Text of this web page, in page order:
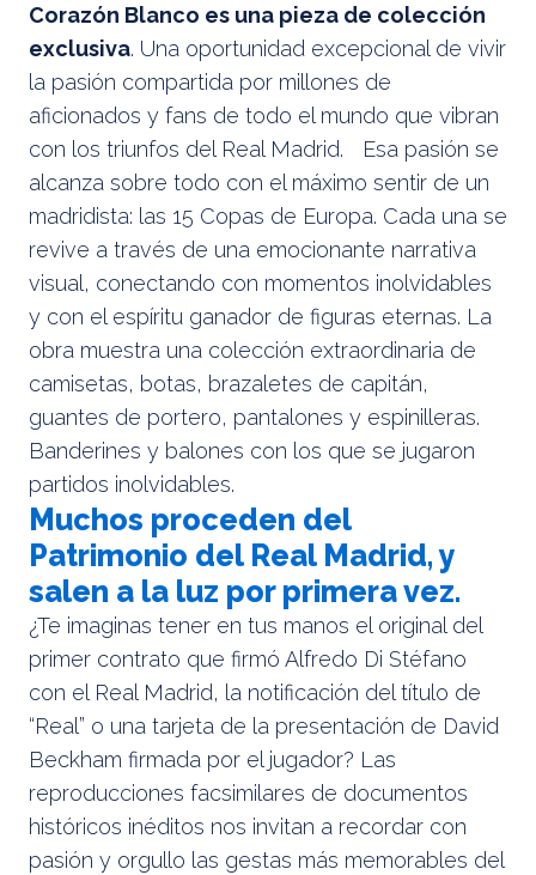
Corazón Blanco es una pieza de colección
exclusiva. Una oportunidad excepcional de vivir
la pasión compartida por millones de
aficionados y fans de todo el mundo que vibran
con los triunfos del Real Madrid. Esa pasión se
alcanza sobre todo con el máximo sentir de un
madridista: las 15 Copas de Europa. Cada una se
revive a través de una emocionante narrativa
visual, conectando con momentos inolvidables
y con el espíritu ganador de figuras eternas. La
obra muestra una colección extraordinaria de
camisetas, botas, brazaletes de capitán,
guantes de portero, pantalones y espinilleras.
Banderines y balones con los que se jugaron
partidos inolvidables.
Muchos proceden del
Patrimonio del Real Madrid, y
salen a la luz por primera vez.
¿Te imaginas tener en tus manos el original del
primer contrato que firmó Alfredo Di Stéfano
con el Real Madrid, la notificación del título de
“Real” o una tarjeta de la presentación de David
Beckham firmada por el jugador? Las
reproducciones facsimilares de documentos
históricos inéditos nos invitan a recordar con
pasión y orgullo las gestas más memorables del